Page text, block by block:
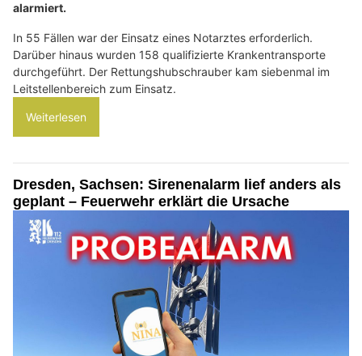
alarmiert.
In 55 Fällen war der Einsatz eines Notarztes erforderlich.
Darüber hinaus wurden 158 qualifizierte Krankentransporte
durchgeführt. Der Rettungshubschrauber kam siebenmal im
Leitstellenbereich zum Einsatz.
Weiterlesen
Dresden, Sachsen: Sirenenalarm lief anders als
geplant – Feuerwehr erklärt die Ursache